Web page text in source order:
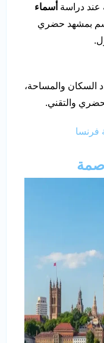
عند دراسة أسماء
بمشهد حضري
والمساحة،
والتقني.
فرنسا